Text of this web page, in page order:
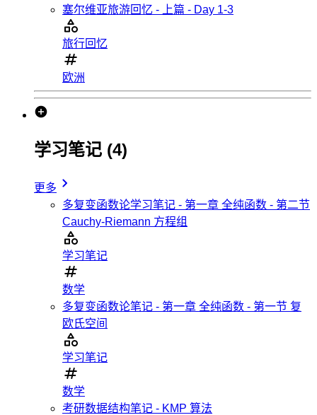
塞尔维亚旅游回忆 - 上篇 - Day 1-3
旅行回忆
欧洲
学习笔记 (4)
更多
多复变函数论学习笔记 - 第一章 全纯函数 - 第二节
Cauchy-Riemann 方程组
学习笔记
数学
多复变函数论笔记 - 第一章 全纯函数 - 第一节 复
欧氏空间
学习笔记
数学
考研数据结构笔记 - KMP 算法